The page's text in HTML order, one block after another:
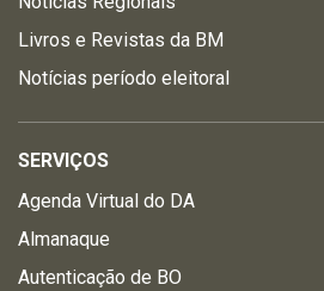
Livros e Revistas da BM
Notícias período eleitoral
SERVIÇOS
Agenda Virtual do DA
Almanaque
Autenticação de BO